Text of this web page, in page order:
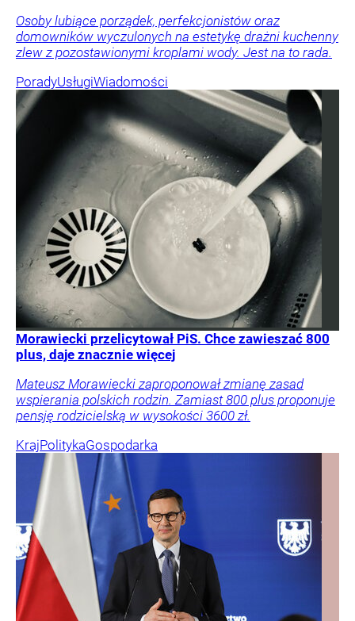
Osoby lubiące porządek, perfekcjonistów oraz
domowników wyczulonych na estetykę drażni kuchenny
zlew z pozostawionymi kroplami wody. Jest na to rada.
PoradyUsługiWiadomości
Morawiecki przelicytował PiS. Chce zawieszać 800
plus, daje znacznie więcej
Mateusz Morawiecki zaproponował zmianę zasad
wspierania polskich rodzin. Zamiast 800 plus proponuje
pensję rodzicielską w wysokości 3600 zł.
KrajPolitykaGospodarka